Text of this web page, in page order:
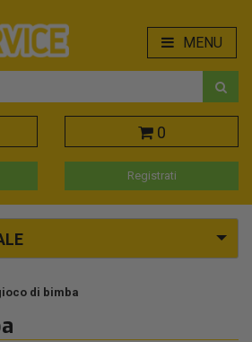
MENU
0
Registrati
di bimba